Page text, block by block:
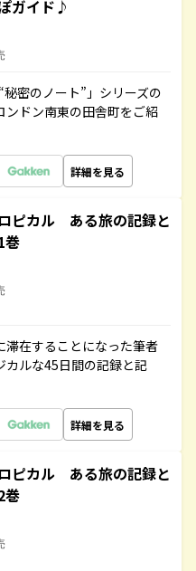
ガイド♪
密のノート”」シリーズの
ドン南東の田舎町をご紹
詳細を見る
ピカル ある旅の記録と
滞在することになった筆者
カルな45日間の記録と記
詳細を見る
ピカル ある旅の記録と